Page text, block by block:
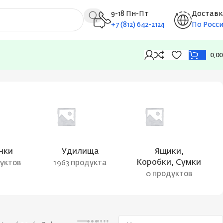
9-18 Пн-Пт
+7 (812) 642-2124
По
Удилища
1963 продукта
Ящики,
Коробки, Сумки
0 продуктов